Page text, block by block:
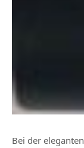
Bei der